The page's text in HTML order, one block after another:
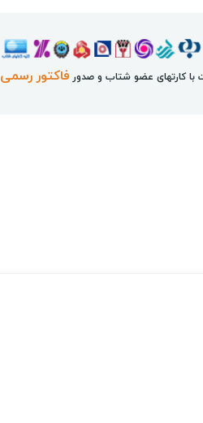
با کارتهای عضو شتاب و صدور فاکتور رسمی